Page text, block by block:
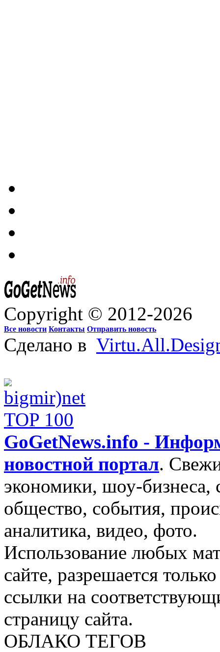
Copyright © 2012-2026
Все новости Контакты Отправить новость
Сделано в
GoGetNews.info -
новостной портал.
экономики, шоу-бизнеса,
общество, события,
аналитика, видео, фото.
Использование любых
сайте, разрешается
ссылки на
страницу сайта.
ОБЛАКО ТЕГОВ